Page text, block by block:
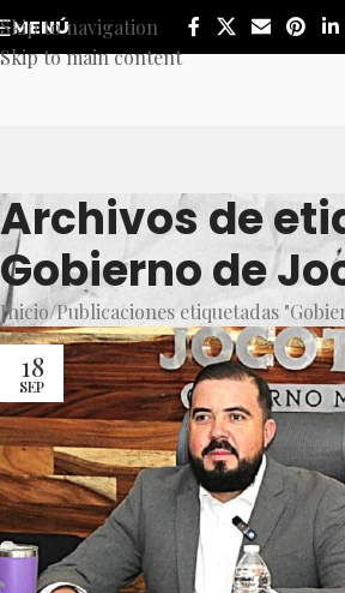
Skip to navigation
Skip to main content
MENÚ
Archivos de
Gobierno de
Inicio Publicaciones etiquetadas
18
SEP